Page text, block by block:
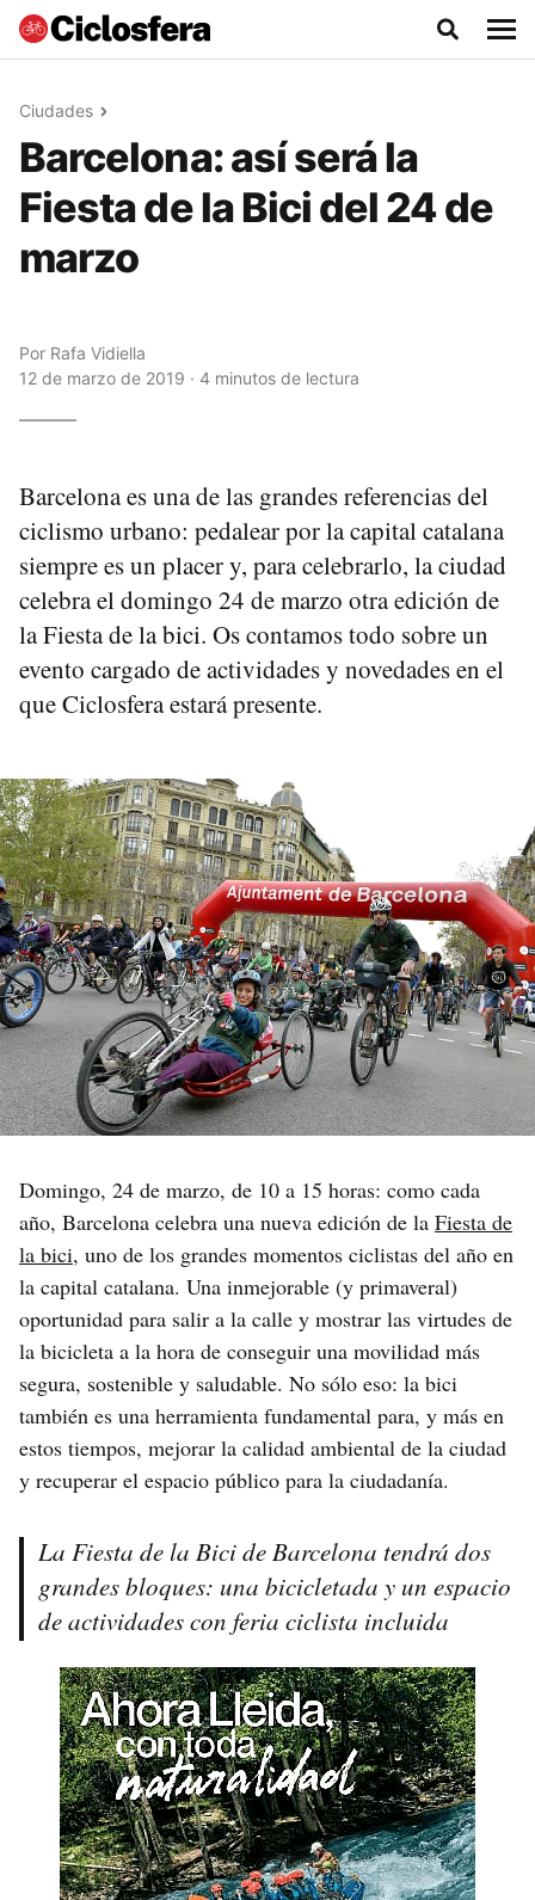
Ciudades
Barcelona: así será la
Fiesta de la Bici del 24 de
marzo
Por Rafa Vidiella
12 de marzo de 2019 · 4 minutos de lectura
Barcelona es una de las grandes referencias del
ciclismo urbano: pedalear por la capital catalana
siempre es un placer y, para celebrarlo, la ciudad
celebra el domingo 24 de marzo otra edición de
la Fiesta de la bici. Os contamos todo sobre un
evento cargado de actividades y novedades en el
que Ciclosfera estará presente.
Domingo, 24 de marzo, de 10 a 15 horas: como cada
año, Barcelona celebra una nueva edición de la Fiesta de
la bici, uno de los grandes momentos ciclistas del año en
la capital catalana. Una inmejorable (y primaveral)
oportunidad para salir a la calle y mostrar las virtudes de
la bicicleta a la hora de conseguir una movilidad más
segura, sostenible y saludable. No sólo eso: la bici
también es una herramienta fundamental para, y más en
estos tiempos, mejorar la calidad ambiental de la ciudad
y recuperar el espacio público para la ciudadanía.
La Fiesta de la Bici de Barcelona tendrá dos
grandes bloques: una bicicletada y un espacio
de actividades con feria ciclista incluida